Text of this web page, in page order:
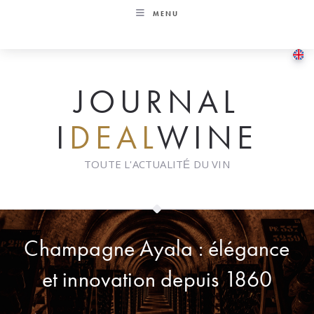
MENU
JOURNAL
I DEALWINE
TOUTE L'ACTUALITÉ DU VIN
Champagne Ayala : élégance
et innovation depuis 1860